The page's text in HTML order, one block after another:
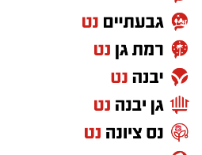
לפרטים נוספים
והרשמה: